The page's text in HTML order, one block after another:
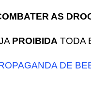
AS
PROIBIDA TODA
DE